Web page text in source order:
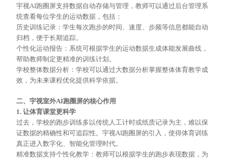
宇视AI跑圈屏支持数据自动存储与管理，教师可以通过后台管理系
统查看每位学生的运动数据，包括：
历史训练记录：学生每次跑步的时间、速度、步频等信息都能自动
归档，便于长期追踪。
个性化运动报告：系统可根据学生的运动数据生成体能发展曲线，
帮助教师制定更精准的训练计划。
学校整体数据分析：学校可以通过大数据分析掌握整体体育教学成
效，为未来课程优化提供科学依据。
二、宇视室外AI跑圈屏的核心作用
1. 让体育课堂更科学
过去，学校的跑步训练多以传统人工计时或纸质记录为主，难以保
证数据的精确性和可追踪性。宇视AI跑圈屏的引入，使得体育训练
真正进入数字化、智能化管理时代。
精准数据支持个性化教学：教师可以根据学生的跑步表现数据，为